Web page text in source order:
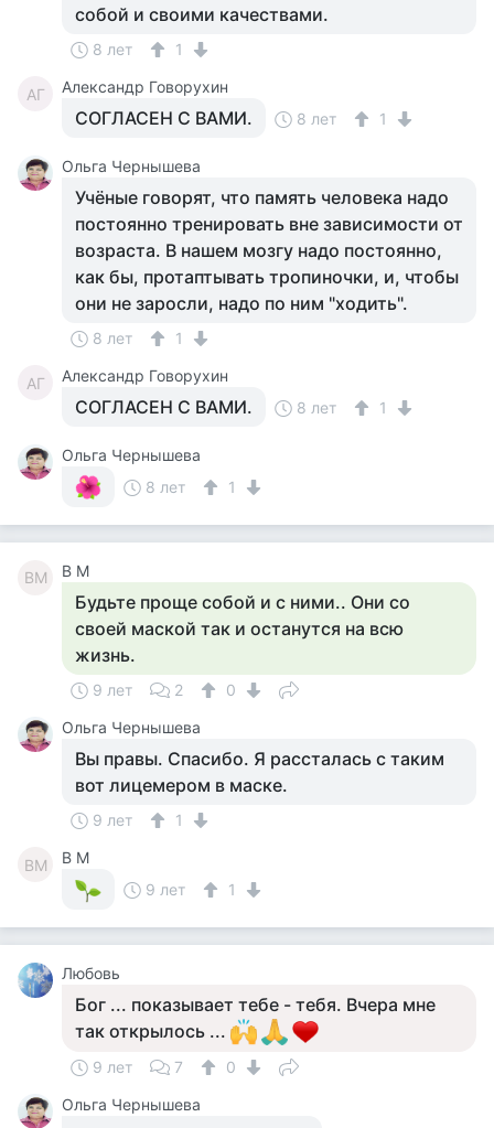
собой и своими качествами.
8 лет 1
АГ Александр Говорухин
СОГЛАСЕН С ВАМИ. 8 лет 1
Ольга Чернышева
Учёные говорят, что память человека надо
постоянно тренировать вне зависимости от
возраста. В нашем мозгу надо постоянно,
как бы, протаптывать тропиночки, и, чтобы
они не заросли, надо по ним "ходить".
8 лет 1
АГ Александр Говорухин
СОГЛАСЕН С ВАМИ. 8 лет 1
Ольга Чернышева
8 лет
1
ВМ В М
Будьте проще собой и с ними.. Они со
своей маской так и останутся на всю
жизнь.
9 лет 2
0
Ольга Чернышева
Вы правы. Спасибо. Я рассталась с таким
вот лицемером в маске.
9 лет 1
ВМ
В М
9 лет
1
Любовь
Бог ... показывает тебе - тебя. Вчера мне
так открылось ...
9 лет 7
0
Ольга Чернышева